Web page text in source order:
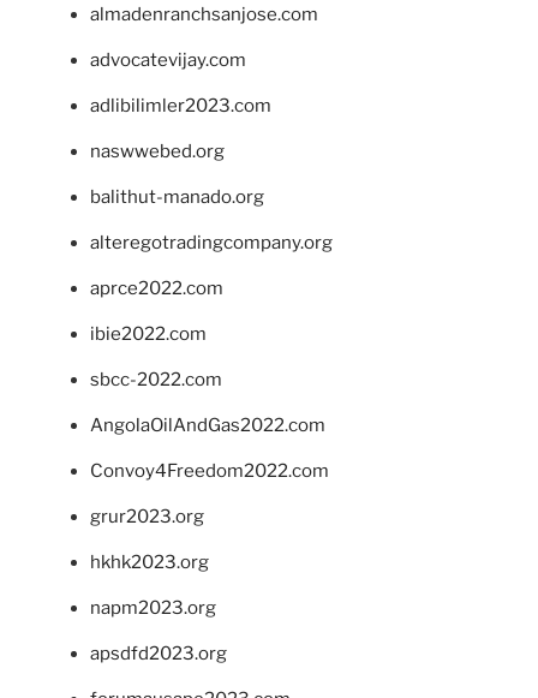
almadenranchsanjose.com
advocatevijay.com
adlibilimler2023.com
naswwebed.org
balithut-manado.org
alteregotradingcompany.org
aprce2022.com
ibie2022.com
sbcc-2022.com
AngolaOilAndGas2022.com
Convoy4Freedom2022.com
grur2023.org
hkhk2023.org
napm2023.org
apsdfd2023.org